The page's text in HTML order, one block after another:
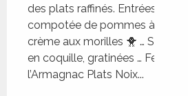
des plats raffinés. Entrées Foie
compotée de pommes à la
crème aux morilles 🐥 … Saint-
en coquille, gratinées … Feuilleté
l’Armagnac Plats Noix...